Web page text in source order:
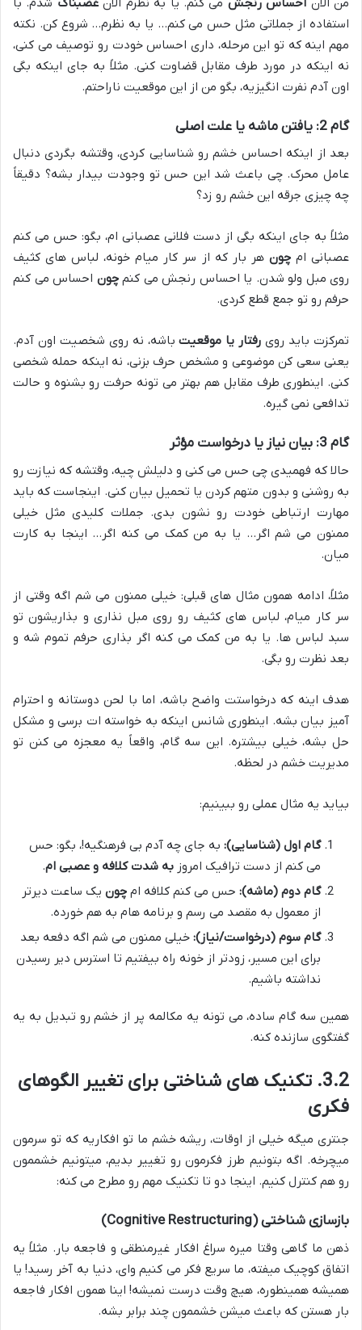
استفاده از جملاتی مثل حس می کنم… یا به نظرم… شروع کن. نکته
مهم اینه که تو این مرحله، داری احساس خودت رو توصیف می کنی،
نه اینکه در مورد طرف مقابل قضاوت کنی. مثلاً به جای اینکه بگی
اون آدم نفرت انگیزیه، بگو من از این موقعیت ناراحتم.
گام 2: یافتن ماشه یا علت اصلی
بعد از اینکه احساس خشم رو شناسایی کردی، وقتشه بگردی دنبال
عامل محرک. چی باعث شد این حس تو وجودت بیدار بشه؟ دقیقاً
چه چیزی جرقه این خشم رو زد؟
مثلاً به جای اینکه بگی از دست فلانی عصبانی ام، بگو: حس می کنم
عصبانی امچون هر بار که از سر کار میام خونه، لباس های کثیف
روی مبل ولو شدن. یا احساس رنجش می کنمچون احساس می کنم
حرفم رو تو جمع قطع کردی.
تمرکزت باید روی رفتار یا موقعیتباشه، نه روی شخصیت اون آدم.
یعنی سعی کن موضوعی و مشخص حرف بزنی، نه اینکه حمله شخصی
کنی. اینطوری طرف مقابل هم بهتر می تونه حرفت رو بشنوه و حالت
تدافعی نمی گیره.
گام 3: بیان نیاز یا درخواست مؤثر
حالا که فهمیدی چی حس می کنی و دلیلش چیه، وقتشه که نیازت رو
به روشنی و بدون متهم کردن یا تحمیل بیان کنی. اینجاست که باید
مهارت ارتباطی خودت رو نشون بدی. جملات کلیدی مثل خیلی
ممنون می شم اگر… یا به من کمک می کنه اگر… اینجا به کارت
میان.
مثلاً، ادامه همون مثال های قبلی: خیلی ممنون می شم اگه وقتی از
سر کار میام، لباس های کثیف رو روی مبل نذاری و بذاریشون تو
سبد لباس ها. یا به من کمک می کنه اگر بذاری حرفم تموم شه و
بعد نظرت رو بگی.
هدف اینه که درخواستت واضح باشه، اما با لحن دوستانه و احترام
آمیز بیان بشه. اینطوری شانس اینکه به خواسته ات برسی و مشکل
حل بشه، خیلی بیشتره. این سه گام، واقعاً یه معجزه می کنن تو
مدیریت خشم در لحظه.
بیاید یه مثال عملی رو ببینیم:
گام اول (شناسایی): به جای چه آدم بی فرهنگیه!، بگو: حس
می کنم از دست ترافیک امروز به شدت کلافه و عصبی ام.
گام دوم (ماشه): حس می کنم کلافه ام چون یک ساعت دیرتر
از معمول به مقصد می رسم و برنامه هام به هم خورده.
گام سوم (درخواست/نیاز): خیلی ممنون می شم اگه دفعه بعد
برای این مسیر، زودتر از خونه راه بیفتیم تا استرس دیر رسیدن
نداشته باشیم.
همین سه گام ساده، می تونه یه مکالمه پر از خشم رو تبدیل به یه
گفتگوی سازنده کنه.
3.2. تکنیک های شناختی برای تغییر الگوهای
فکری
جنتری میگه خیلی از اوقات، ریشه خشم ما تو افکاریه که تو سرمون
میچرخه. اگه بتونیم طرز فکرمون رو تغییر بدیم، میتونیم خشممون
رو هم کنترل کنیم. اینجا دو تا تکنیک مهم رو مطرح می کنه:
بازسازی شناختی (Cognitive Restructuring)
ذهن ما گاهی وقتا میره سراغ افکار غیرمنطقی و فاجعه بار. مثلاً یه
اتفاق کوچیک میفته، ما سریع فکر می کنیم وای، دنیا به آخر رسید! یا
همیشه همینطوره، هیچ وقت درست نمیشه! اینا همون افکار فاجعه
بار هستن که باعث میشن خشممون چند برابر بشه.